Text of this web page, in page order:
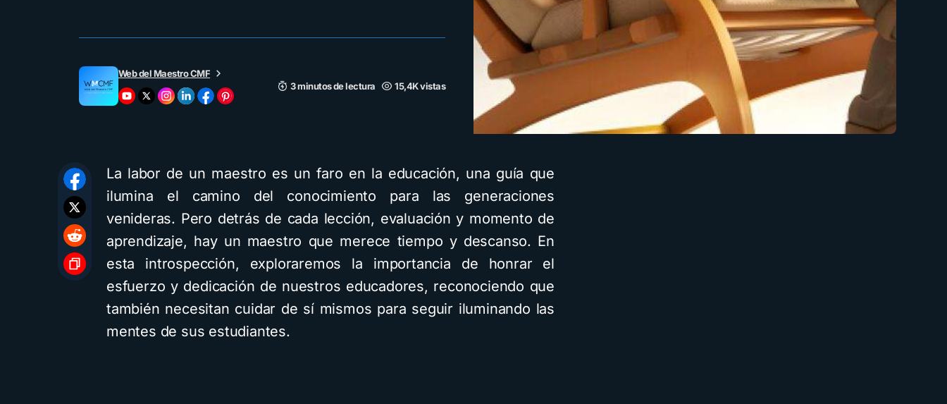
Web del Maestro CMF
3 minutos de lectura
15,4K vistas
La labor de un maestro es un faro en la educación, una guía que
ilumina el camino del conocimiento para las generaciones
venideras. Pero detrás de cada lección, evaluación y momento de
aprendizaje, hay un maestro que merece tiempo y descanso. En
esta introspección, exploraremos la importancia de honrar el
esfuerzo y dedicación de nuestros educadores, reconociendo que
también necesitan cuidar de sí mismos para seguir iluminando las
mentes de sus estudiantes.